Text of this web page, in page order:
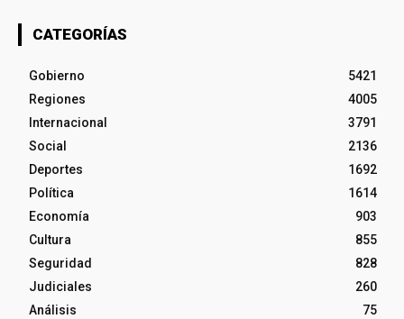
CATEGORÍAS
Gobierno
5421
Regiones
4005
Internacional
3791
Social
2136
Deportes
1692
Política
1614
Economía
903
Cultura
855
Seguridad
828
Judiciales
260
Análisis
75